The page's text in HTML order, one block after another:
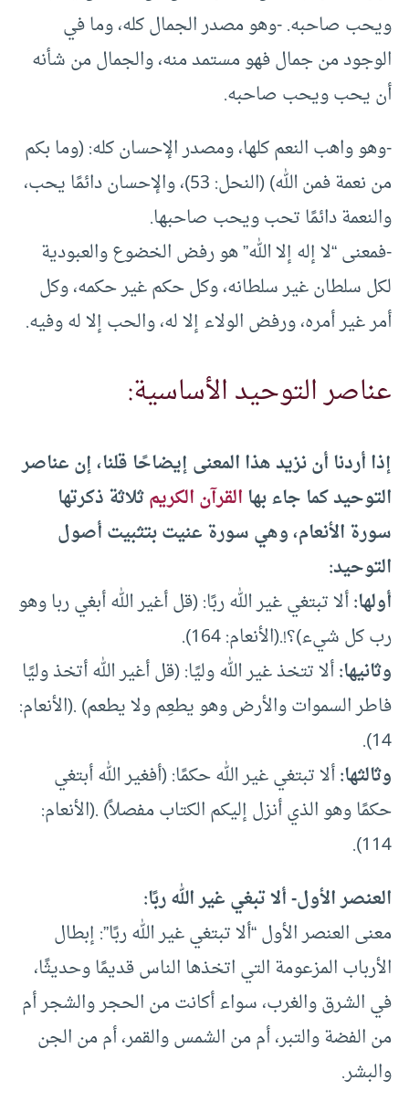
ويحب صاحبه. -وهو مصدر الجمال كله، وما في
الوجود من جمال فهو مستمد منه، والجمال من شأنه
أن يحب ويحب صاحبه.
-وهو واهب النعم كلها، ومصدر الإحسان كله: (وما بكم
من نعمة فمن الله) (النحل: 53)، والإحسان دائمًا يحب،
والنعمة دائمًا تحب ويحب صاحبها.
-فمعنى “لا إله إلا الله” هو رفض الخضوع والعبودية
لكل سلطان غير سلطانه، وكل حكم غير حكمه، وكل
أمر غير أمره، ورفض الولاء إلا له، والحب إلا له وفيه.
عناصر التوحيد الأساسية:
إذا أردنا أن نزيد هذا المعنى إيضاحًا قلنا، إن عناصر
التوحيد كما جاء بهاالقرآن الكريمثلاثة ذكرتها
سورة الأنعام، وهي سورة عنيت بتثبيت أصول
التوحيد:
أولها:ألا تبتغي غير الله ربًا: (قل أغير الله أبغي ربا وهو
رب كل شيء)؟!.(الأنعام: 164).
وثانيها:ألا تتخذ غير الله وليًا: (قل أغير الله أتخذ وليًا
فاطر السموات والأرض وهو يطعِم ولا يطعم) .(الأنعام:
14).
وثالثها:ألا تبتغي غير الله حكمًا: (أفغير الله أبتغي
حكمًا وهو الذي أنزل إليكم الكتاب مفصلاً) .(الأنعام:
114).
العنصر الأول- ألا تبغي غير الله ربًا:
معنى العنصر الأول “ألا تبتغي غير الله ربًا”: إبطال
الأرباب المزعومة التي اتخذها الناس قديمًا وحديثًا،
في الشرق والغرب، سواء أكانت من الحجر والشجر أم
من الفضة والتبر، أم من الشمس والقمر، أم من الجن
والبشر.